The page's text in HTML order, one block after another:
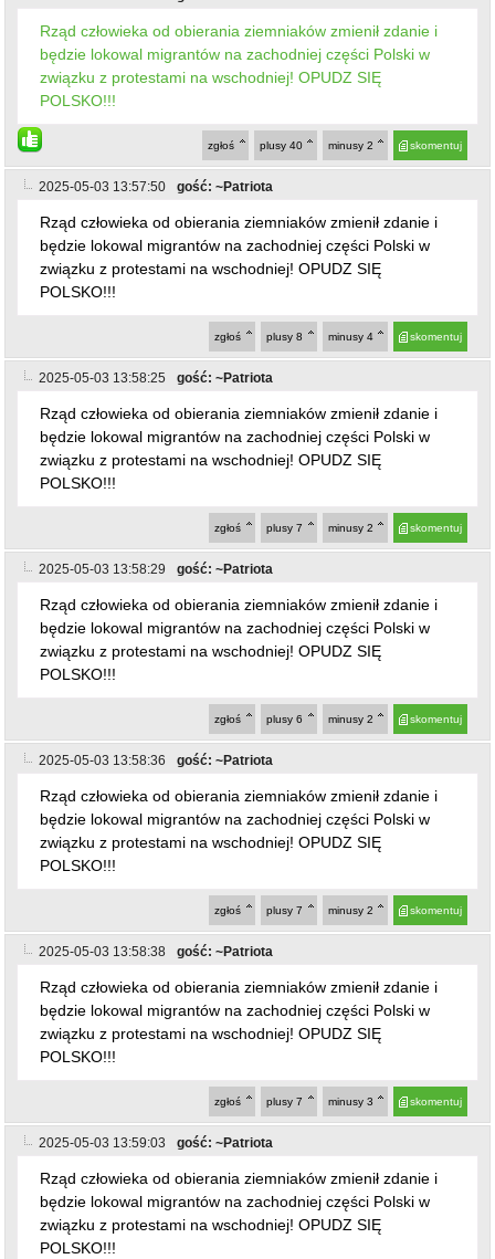
Rząd człowieka od obierania ziemniaków zmienił zdanie i
będzie lokowal migrantów na zachodniej części Polski w
związku z protestami na wschodniej! OPUDZ SIĘ
POLSKO!!!
skomentuj
minusy 2
plusy 40
zgłoś
2025-05-03 13:57:50 gość: ~Patriota
Rząd człowieka od obierania ziemniaków zmienił zdanie i
będzie lokowal migrantów na zachodniej części Polski w
związku z protestami na wschodniej! OPUDZ SIĘ
POLSKO!!!
skomentuj
minusy 4
plusy 8
zgłoś
2025-05-03 13:58:25 gość: ~Patriota
Rząd człowieka od obierania ziemniaków zmienił zdanie i
będzie lokowal migrantów na zachodniej części Polski w
związku z protestami na wschodniej! OPUDZ SIĘ
POLSKO!!!
skomentuj
minusy 2
plusy 7
zgłoś
2025-05-03 13:58:29 gość: ~Patriota
Rząd człowieka od obierania ziemniaków zmienił zdanie i
będzie lokowal migrantów na zachodniej części Polski w
związku z protestami na wschodniej! OPUDZ SIĘ
POLSKO!!!
skomentuj
minusy 2
plusy 6
zgłoś
2025-05-03 13:58:36 gość: ~Patriota
Rząd człowieka od obierania ziemniaków zmienił zdanie i
będzie lokowal migrantów na zachodniej części Polski w
związku z protestami na wschodniej! OPUDZ SIĘ
POLSKO!!!
skomentuj
minusy 2
plusy 7
zgłoś
2025-05-03 13:58:38 gość: ~Patriota
Rząd człowieka od obierania ziemniaków zmienił zdanie i
będzie lokowal migrantów na zachodniej części Polski w
związku z protestami na wschodniej! OPUDZ SIĘ
POLSKO!!!
skomentuj
minusy 3
plusy 7
zgłoś
2025-05-03 13:59:03 gość: ~Patriota
Rząd człowieka od obierania ziemniaków zmienił zdanie i
będzie lokowal migrantów na zachodniej części Polski w
związku z protestami na wschodniej! OPUDZ SIĘ
POLSKO!!!